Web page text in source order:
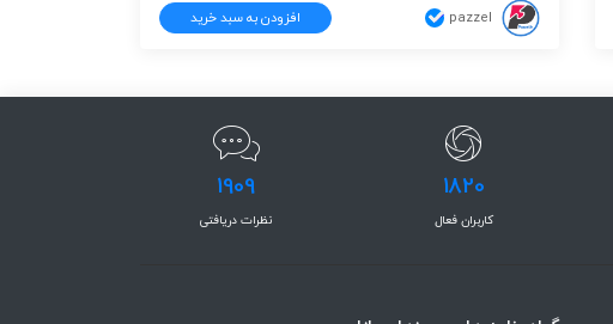
pazzel افزودن به سبد خرید
1820
کاربران فعال
1909
نظرات دریافتی